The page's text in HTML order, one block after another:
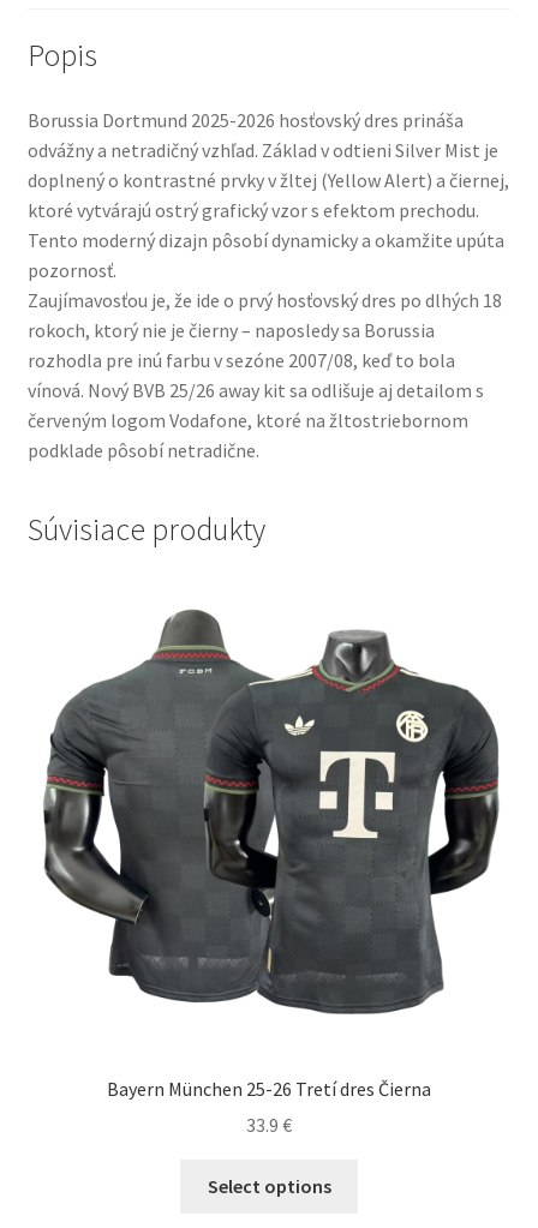
Popis
Borussia Dortmund 2025-2026 hosťovský dres prináša
odvážny a netradičný vzhľad. Základ v odtieni Silver Mist je
doplnený o kontrastné prvky v žltej (Yellow Alert) a čiernej,
ktoré vytvárajú ostrý grafický vzor s efektom prechodu.
Tento moderný dizajn pôsobí dynamicky a okamžite upúta
pozornosť.
Zaujímavosťou je, že ide o prvý hosťovský dres po dlhých 18
rokoch, ktorý nie je čierny – naposledy sa Borussia
rozhodla pre inú farbu v sezóne 2007/08, keď to bola
vínová. Nový BVB 25/26 away kit sa odlišuje aj detailom s
červeným logom Vodafone, ktoré na žltostriebornom
podklade pôsobí netradične.
Súvisiace produkty
Bayern München 25-26 Tretí dres Čierna
33.9 €
Select options